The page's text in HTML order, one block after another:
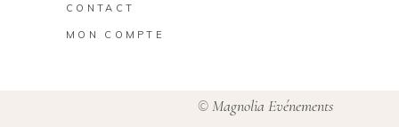
CONTACT
MON COMPTE
© Magnolia Evénements